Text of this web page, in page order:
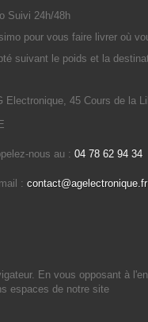
Suivi 24h/48h
pour vous faire livrer où
suivant le poids et la
Electronique, 45 Cours de la
nous au : 04 78 62 94 34
: contact@agelectronique.fr
En vous opposant à
espaces de notre site